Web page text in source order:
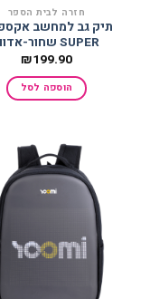
חזרה לבית הספר
תיק גב למחשב
SUPER שחור-אדום
₪199.90
הוספה לסל